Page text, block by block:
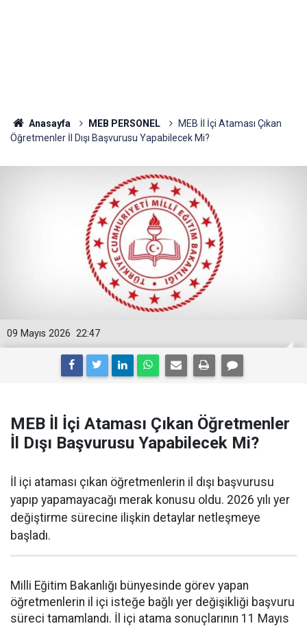
Anasayfa MEB PERSONEL
MEB İl İçi Ataması Çıkan
Öğretmenler İl Dışı Başvurusu Yapabilecek Mi?
22:47
09 Mayıs 2026
MEB İl İçi Ataması Çıkan Öğretmenler
İl Dışı Başvurusu Yapabilecek Mi?
İl içi ataması çıkan öğretmenlerin il dışı başvurusu
yapıp yapamayacağı merak konusu oldu. 2026 yılı yer
değiştirme sürecine ilişkin detaylar netleşmeye
başladı.
Milli Eğitim Bakanlığı bünyesinde görev yapan
öğretmenlerin il içi isteğe bağlı yer değişikliği başvuru
süreci tamamlandı. İl içi atama sonuçlarının 11 Mayıs